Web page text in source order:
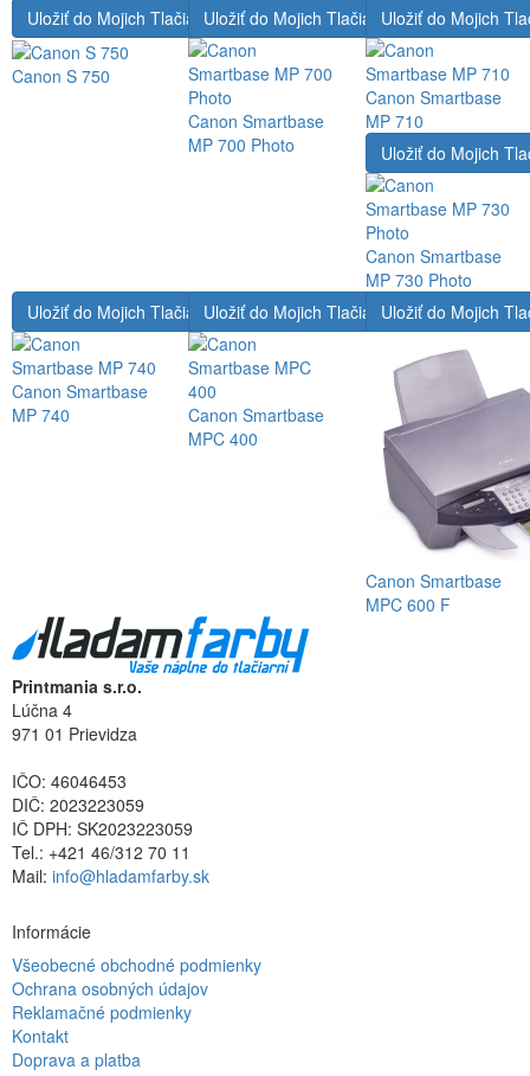
Uložiť do Mojich Tlačiarní
Canon S 750
Uložiť do Mojich Tlačiarní
Canon Smartbase
MP 700 Photo
Uložiť do Mojich
Canon Smartbase
MP 710
Uložiť do Mojich
Canon Smartbase
MP 730 Photo
Uložiť do Mojich Tlačiarní
Canon Smartbase
MP 740
Uložiť do Mojich Tlačiarní
Canon Smartbase
MPC 400
Uložiť do Mojich
Canon Smartbase
MPC 600 F
Printmania s.r.o.
Lúčna 4
971 01 Prievidza
IČO: 46046453
DIČ: 2023223059
IČ DPH: SK2023223059
Tel.: +421 46/312 70 11
Mail: info@hladamfarby.sk
Informácie
Všeobecné obchodné podmienky
Ochrana osobných údajov
Reklamačné podmienky
Kontakt
Doprava a platba